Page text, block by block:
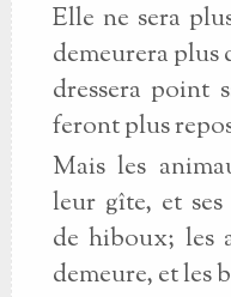
Elle ne sera
demeurera plus
dressera point
feront plus
Mais les
leur gîte, et
de hiboux; les
demeure, et les